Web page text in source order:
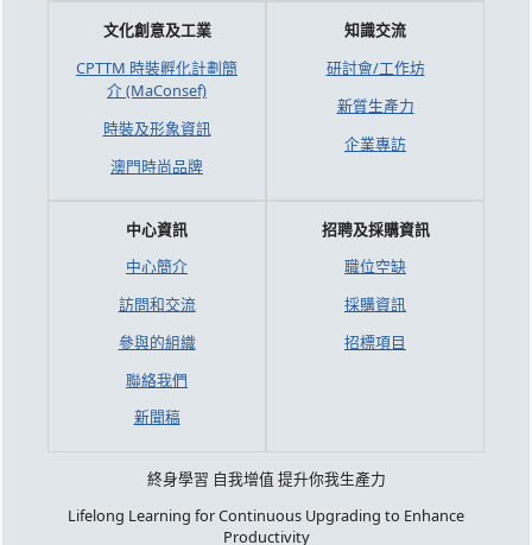
文化創意及工業
CPTTM 時裝孵化計劃簡
介 (MaConsef)
時裝及形象資訊
澳門時尚品牌
知識交流
研討會/工作坊
新質生產力
企業專訪
中心資訊
中心簡介
訪問和交流
參與的組織
聯絡我們
新聞稿
招聘及採購資訊
職位空缺
採購資訊
招標項目
終身學習 自我增值 提升你我生產力
Lifelong Learning for Continuous Upgrading to Enhance
Productivity